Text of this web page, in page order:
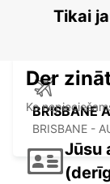
GEEBUNG -
BRISBANE
BRISBANE -
Tikai
Der
Ko
Jūsu